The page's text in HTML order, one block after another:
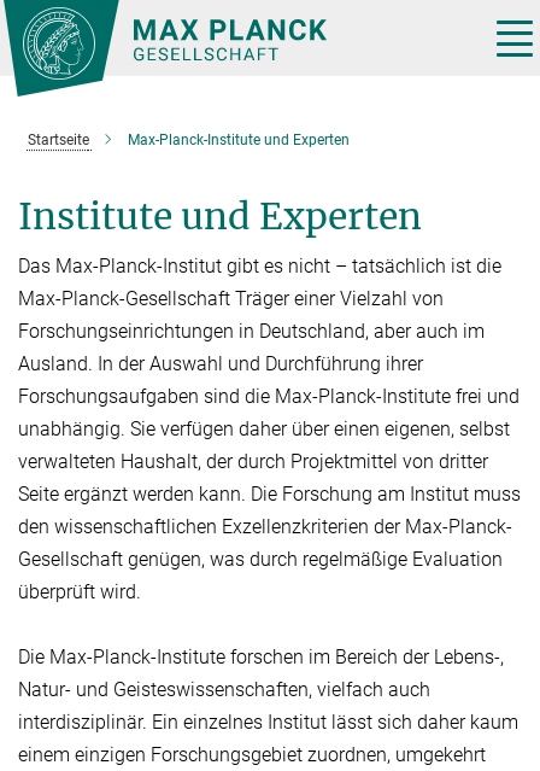
Hauptinhalt
Startseite Max-Planck-Institute und Experten
Institute und Experten
Das Max-Planck-Institut gibt es nicht – tatsächlich ist die
Max-Planck-Gesellschaft Träger einer Vielzahl von
Forschungseinrichtungen in Deutschland, aber auch im
Ausland. In der Auswahl und Durchführung ihrer
Forschungsaufgaben sind die Max-Planck-Institute frei und
unabhän­gig. Sie verfügen daher über einen eige­nen, selbst
verwalteten Haushalt, der durch Projektmit­tel von dritter
Seite er­gänzt werden kann. Die Forschung am Institut muss
den wissen­schaftlichen Exzellenzkriterien der Max-Planck-
Gesellschaft genügen, was durch regelmäßige Evaluation
überprüft wird.
Die Max-Planck-Institute forschen im Bereich der Lebens-,
Natur- und Geisteswissen­schaften, vielfach auch
interdisziplinär. Ein einzelnes Institut lässt sich daher kaum
einem einzigen Forschungsgebiet zuordnen, umgekehrt